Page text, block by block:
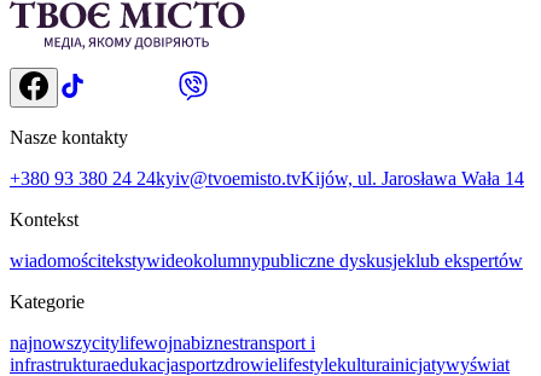
Nasze kontakty
+380 93 380 24 24kyiv@tvoemisto.tvKijów, ul. Jarosława Wała 14
Kontekst
wiadomościtekstywideokolumnypubliczne dyskusjeklub ekspertów
Kategorie
najnowszycitylifewojnabiznestransport i
infrastrukturaеdukacjasportzdrowielifestylekulturainicjatywyświat